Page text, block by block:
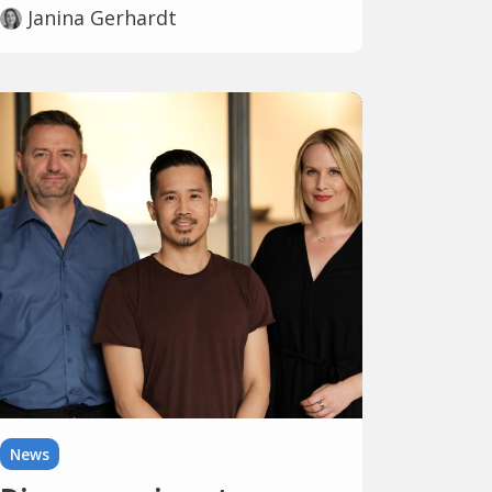
Janina Gerhardt
News